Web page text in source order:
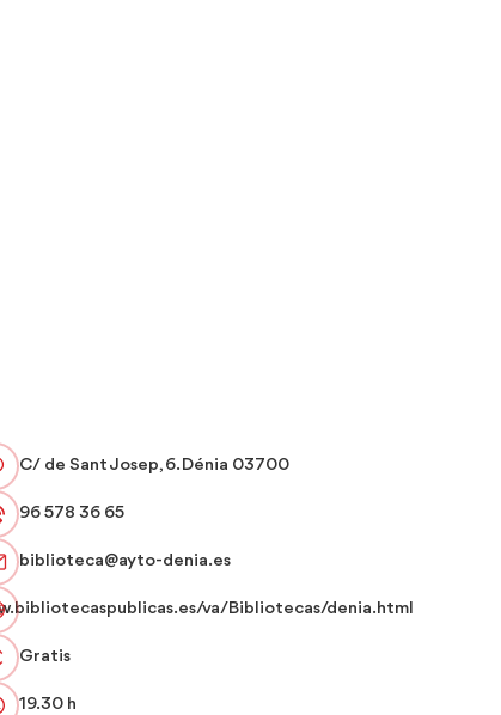
C/ de Sant Josep, 6. Dénia 03700
96 578 36 65
biblioteca@ayto-denia.es
va/Bibliotecas/denia.html
Gratis
19.30 h